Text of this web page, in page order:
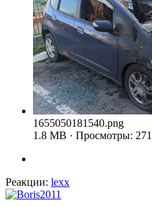
1655050181540.png
1.8 MB · Просмотры: 271
Реакции: lexx